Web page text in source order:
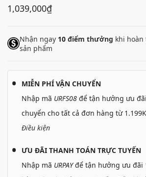
1,039,000₫
Nhận ngay 10 điểm thưởng khi
sản phẩm
MIỄN PHÍ VẬN CHUYỂN
Nhập mã URFS08 để tận hưởng ưu
chuyển cho tất cả đơn hàng từ
Điều kiện
ƯU ĐÃI THANH TOÁN TRỰC TUYẾN
Nhập mã URPAYđể tận hưởng ưu đãi